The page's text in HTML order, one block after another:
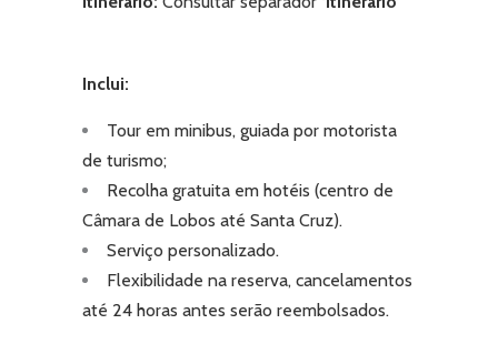
Inclui:
Tour em minibus, guiada por motorista
de turismo;
Recolha gratuita em hotéis (centro de
Câmara de Lobos até Santa Cruz).
Serviço personalizado.
Flexibilidade na reserva, cancelamentos
até 24 horas antes serão reembolsados.